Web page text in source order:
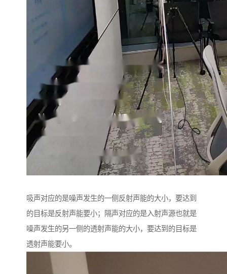
吸声对应的是噪声发生的一侧反射声能的大小，要达到
的目标是反射声能要小；隔声对应的是入射声源也就是
噪声发生的另一侧的透射声能的大小，要达到的目标是
透射声能要小。